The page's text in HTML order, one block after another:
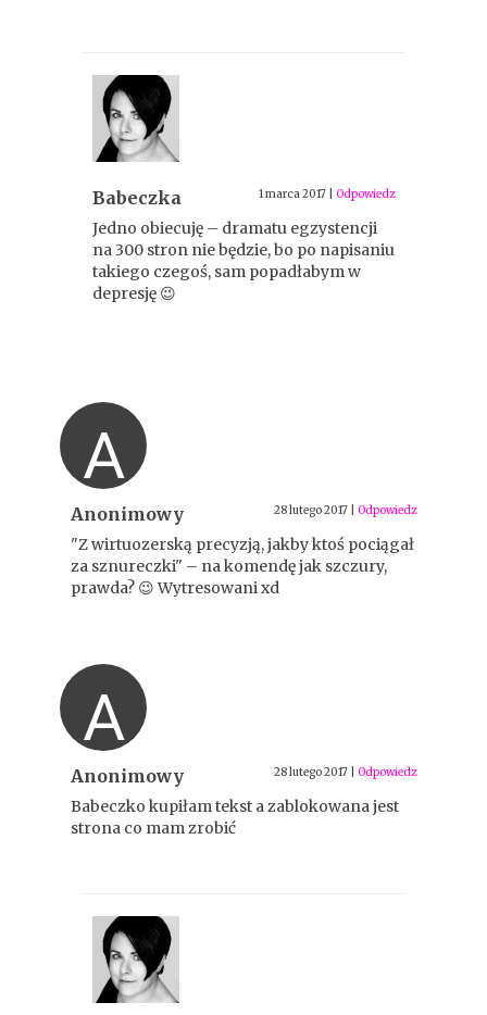
Babeczka 1 marca 2017 Odpowiedz
Jedno obiecuję – dramatu egzystencji
na 300 stron nie będzie, bo po napisaniu
takiego czegoś, sam popadłabym w
depresję 😉
A
Anonimowy 28 lutego 2017 Odpowiedz
"Z wirtuozerską precyzją, jakby ktoś pociągał
za sznureczki" – na komendę jak szczury,
prawda? 😉 Wytresowani xd
A
Anonimowy 28 lutego 2017 Odpowiedz
Babeczko kupiłam tekst a zablokowana jest
strona co mam zrobić